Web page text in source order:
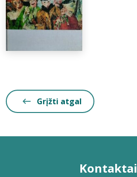
Grįžti atgal
Kontaktai